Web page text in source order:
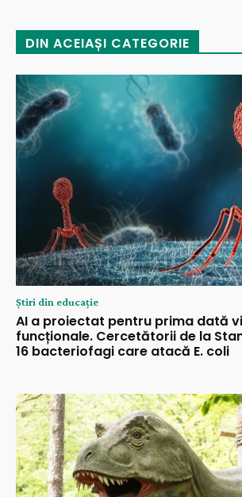
DIN ACEIAȘI CATEGORIE
Știri din educație
AI a proiectat pentru prima dată
funcționale. Cercetătorii de la
16 bacteriofagi care atacă E. coli